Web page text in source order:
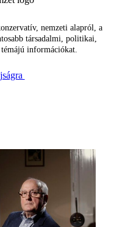
nemzeti alapról, a
társadalmi, politikai,
információkat.